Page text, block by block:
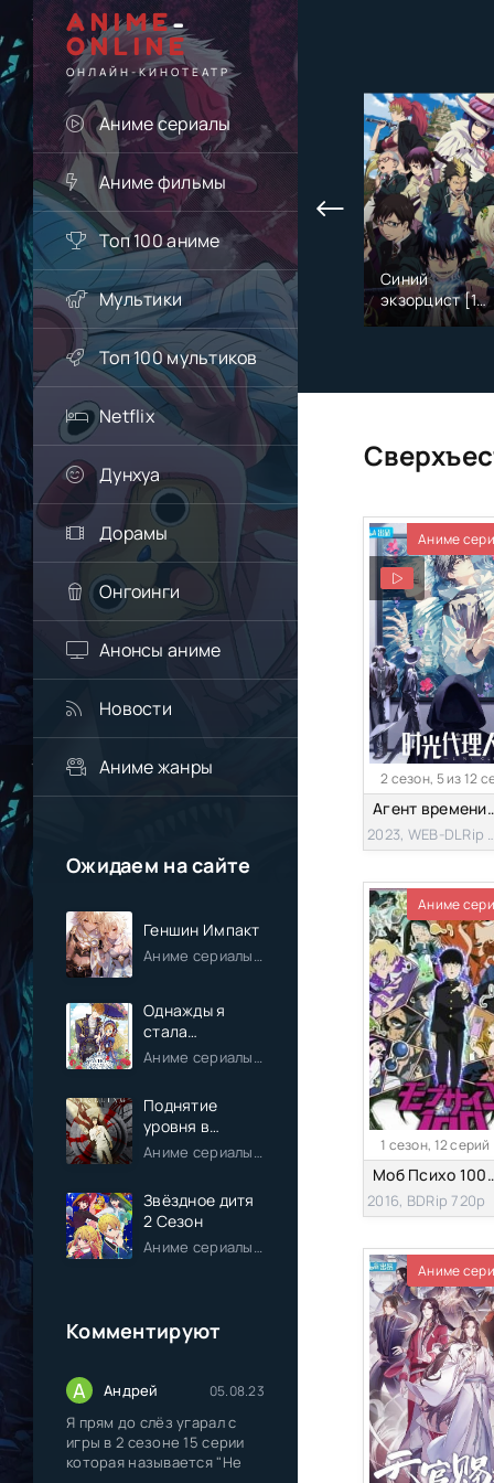
ANIME-
ONLINE
ОНЛАЙН-КИНОТЕАТР
Аниме сериалы
Аниме фильмы
Топ 100 аниме
Мультики
Топ 100 мультиков
Netflix
Дунхуа
Дорамы
Онгоинги
Анонсы аниме
Новости
Аниме жанры
Ожидаем на сайте
Геншин Импакт
Однажды я
стала
принцессой
Аниме сериалы / Комедия / Романтика / Фэнтези / Анонсы
Поднятие
уровня в
одиночку
Аниме сериалы / Экшен / Приключения / Фэнтези / Анонсы
Звёздное дитя
2 Сезон
Аниме сериалы / Драма / Комедия / Романтика / Фантастика / Анонсы
Комментируют
А Андрей 05.08.23
Я прям до слёз угарал с
игры в 2 сезоне 15 серии
которая называется "Не
Синий
экзорцист [1
сезон]
Аниме
2 сезон, 5 из 12
Агент
2023, WEB-DLRip 720p
Аниме
1 сезон, 12 серий
Моб
2016, BDRip 720p
Аниме